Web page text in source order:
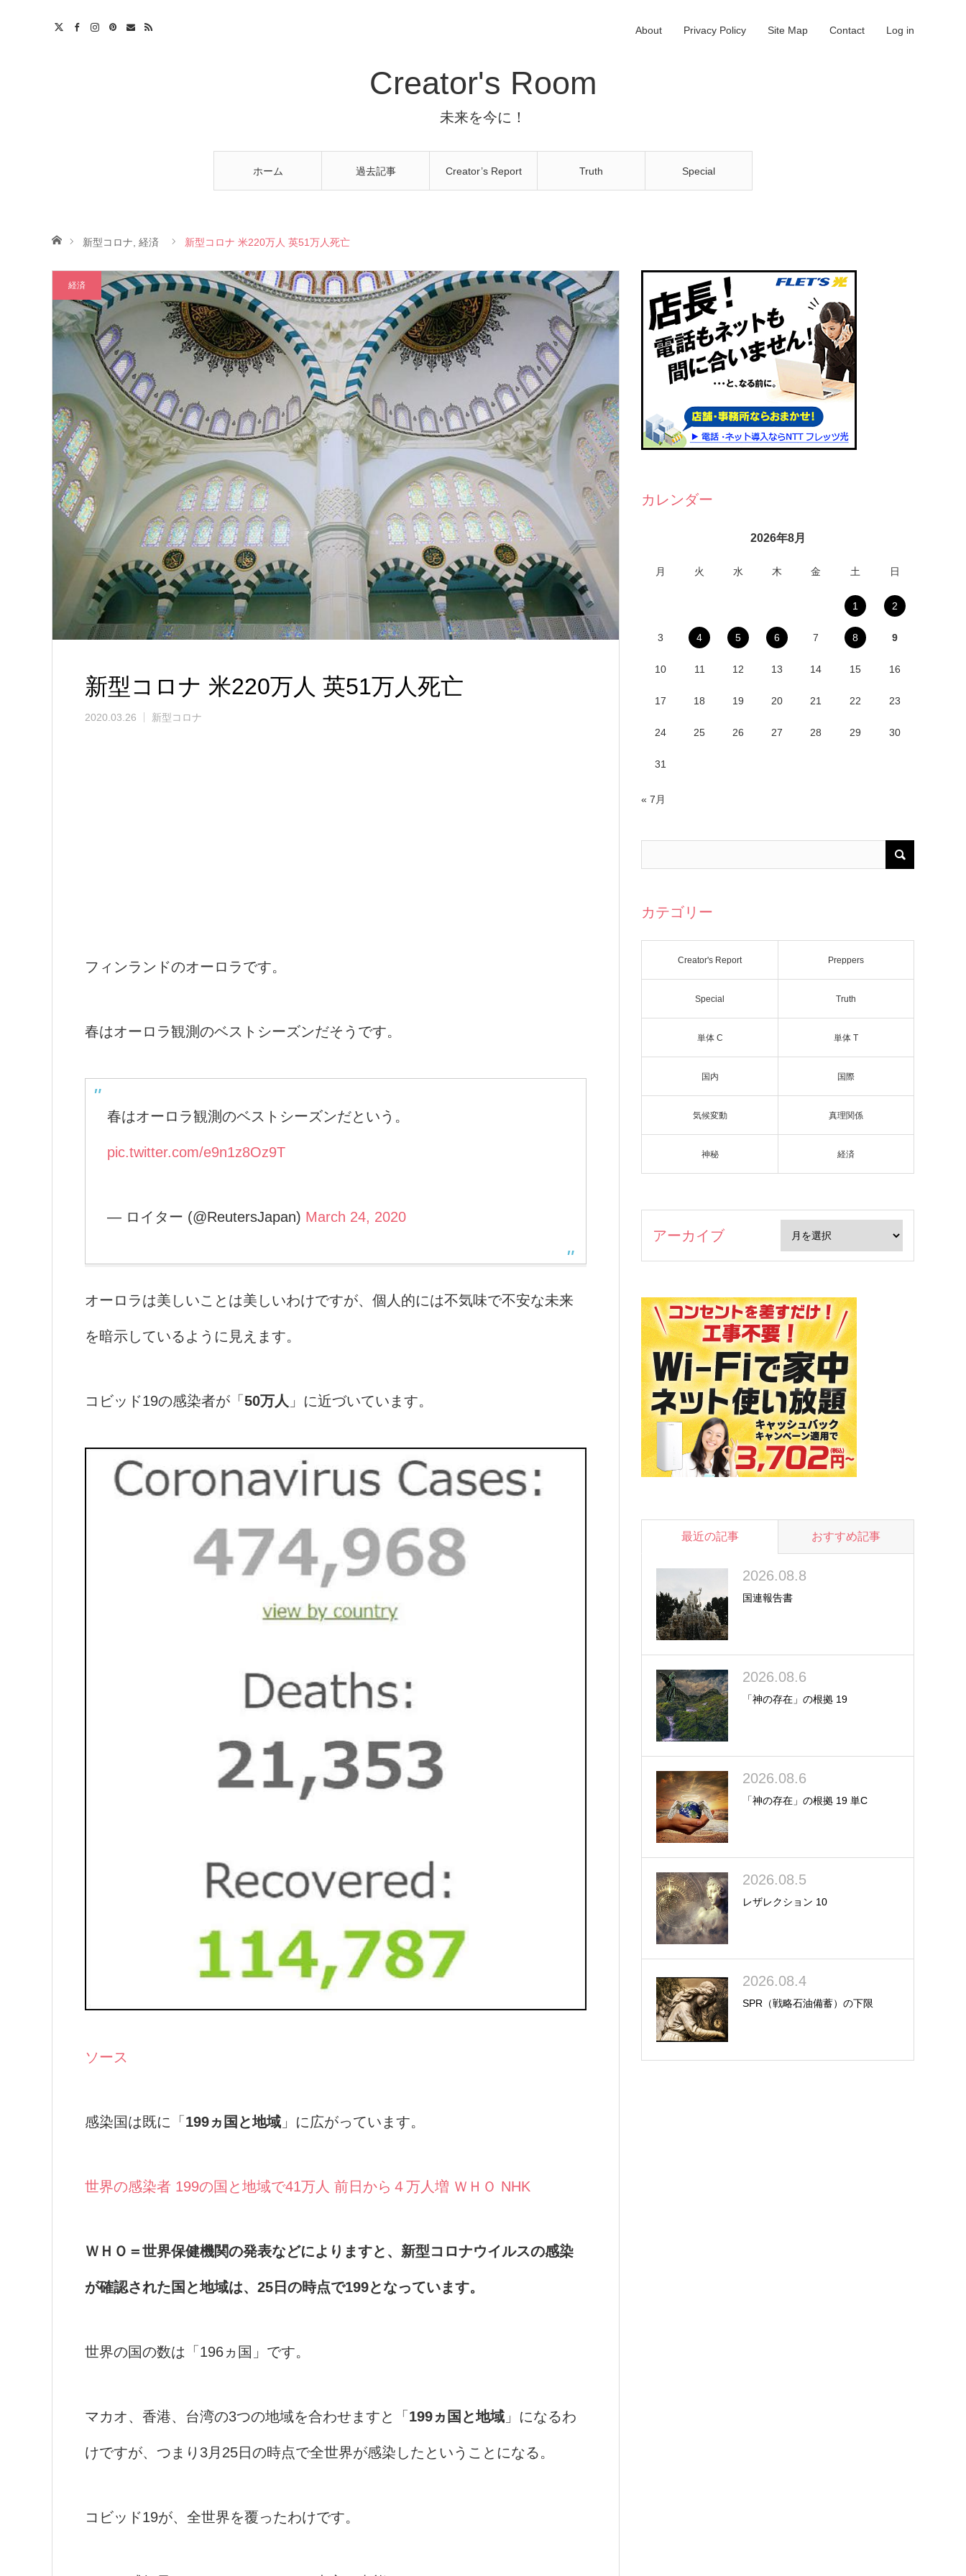
Creator's Room
未来を今に！
ホーム 過去記事 Creator’s Report Truth Special
About Privacy Policy Site Map Contact Log in
ホーム新型コロナ 経済 新型コロナ 米220万人 英51万人死亡
経済
新型コロナ 米220万人 英51万人死亡
2020.03.26 新型コロナ
フィンランドのオーロラです。
春はオーロラ観測のベストシーズンだそうです。
春はオーロラ観測のベストシーズンだという。
pic.twitter.com/e9n1z8Oz9T
— ロイター (@ReutersJapan) March 24, 2020
オーロラは美しいことは美しいわけですが、個人的には不気味で不安な未来
を暗示しているように見えます。
コビッド19の感染者が「 50万人 」に近づいています。
ソース
感染国は既に「 199ヵ国と地域 」に広がっています。
世界の感染者 199の国と地域で41万人 前日から４万人増 ＷＨＯ NHK
ＷＨＯ＝世界保健機関の発表などによりますと、新型コロナウイルスの感染
が確認された国と地域は、25日の時点で199となっています。
世界の国の数は「196ヵ国」です。
マカオ、香港、台湾の3つの地域を合わせますと「 199ヵ国と地域 」になるわ
けですが、つまり3月25日の時点で全世界が感染したということになる。
コビッド19が、全世界を覆ったわけです。
カレンダー
2026年8月
月 火 水 木 金 土 日
1 2
3 4 5 6 7 8 9
10 11 12 13 14 15 16
17 18 19 20 21 22 23
24 25 26 27 28 29 30
31
« 7月
カテゴリー
Creator's Report Preppers
Special Truth
単体 C 単体 T
国内 国際
気候変動 真理関係
神秘 経済
アーカイブ
最近の記事 おすすめ記事
2026.08.8
国連報告書
2026.08.6
「神の存在」の根拠 19
2026.08.6
「神の存在」の根拠 19 単C
2026.08.5
レザレクション 10
2026.08.4
SPR（戦略石油備蓄）の下限